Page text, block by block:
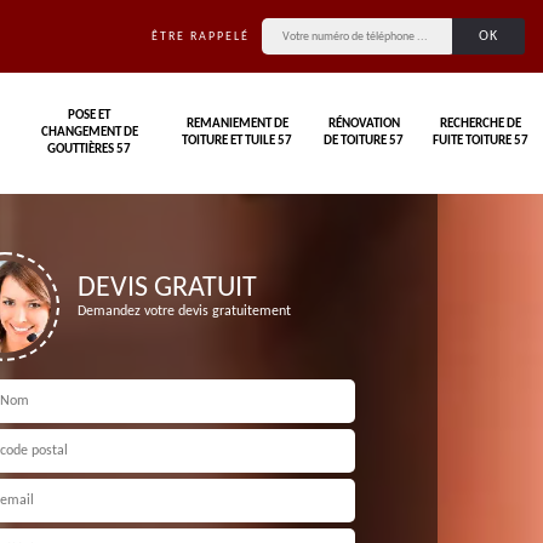
ÊTRE RAPPELÉ
POSE ET
CHANGEMENT DE
GOUTTIÈRES 57
REMANIEMENT DE
TOITURE ET TUILE 57
RÉNOVATION
DE TOITURE 57
RECHERCHE DE
FUITE TOITURE 57
DEVIS GRATUIT
Demandez votre devis gratuitement